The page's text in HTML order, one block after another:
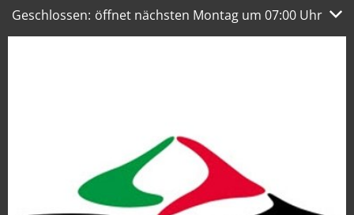
Klicken, um weitere Öffnungs- oder Schließzeiten
Geschlossen: öffnet nächsten Montag um 07:00 Uhr